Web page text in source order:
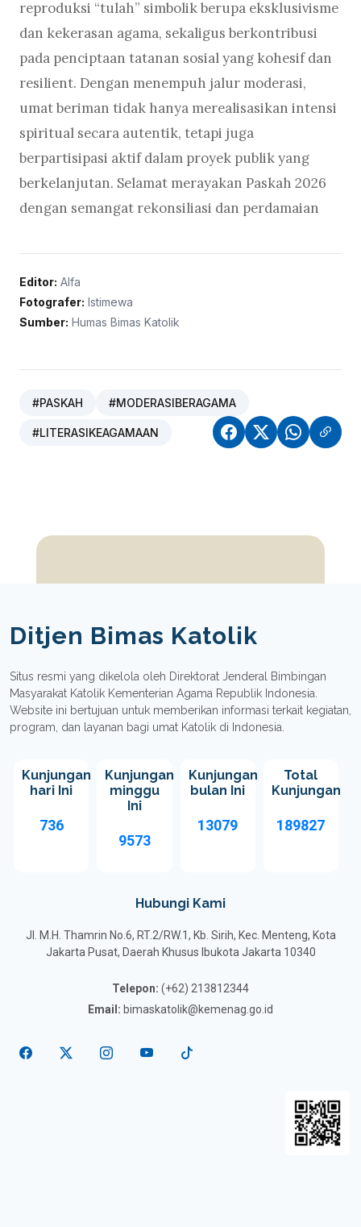
reproduksi “tulah” simbolik berupa eksklusivisme
dan kekerasan agama, sekaligus berkontribusi
pada penciptaan tatanan sosial yang kohesif dan
resilient. Dengan menempuh jalur moderasi,
umat beriman tidak hanya merealisasikan intensi
spiritual secara autentik, tetapi juga
berpartisipasi aktif dalam proyek publik yang
berkelanjutan. Selamat merayakan Paskah 2026
dengan semangat rekonsiliasi dan perdamaian
Editor: Alfa
Fotografer: Istimewa
Sumber: Humas Bimas Katolik
#PASKAH #MODERASIBERAGAMA
#LITERASIKEAGAMAAN
Ditjen Bimas Katolik
Situs resmi yang dikelola oleh Direktorat Jenderal Bimbingan
Masyarakat Katolik Kementerian Agama Republik Indonesia.
Website ini bertujuan untuk memberikan informasi terkait kegiatan,
program, dan layanan bagi umat Katolik di Indonesia.
Kunjungan
hari Ini
736
Kunjungan
minggu
Ini
9573
Kunjungan
bulan Ini
13079
Total
Kunjungan
189827
Hubungi Kami
Jl. M.H. Thamrin No.6, RT.2/RW.1, Kb. Sirih, Kec. Menteng, Kota
Jakarta Pusat, Daerah Khusus Ibukota Jakarta 10340
Telepon: (+62) 213812344
Email: bimaskatolik@kemenag.go.id